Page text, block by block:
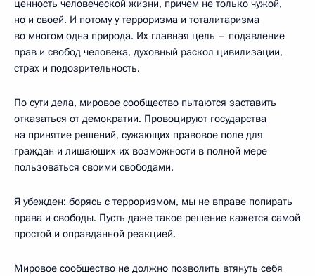
ценность человеческой жизни, причем не только чужой,
но и своей. И потому у терроризма и тоталитаризма
во многом одна природа. Их главная цель – подавление
прав и свобод человека, духовный раскол цивилизации,
страх и подозрительность.
По сути дела, мировое сообщество пытаются заставить
отказаться от демократии. Провоцируют государства
на принятие решений, сужающих правовое поле для
граждан и лишающих их возможности в полной мере
пользоваться своими свободами.
Я убежден: борясь с терроризмом, мы не вправе попирать
права и свободы. Пусть даже такое решение кажется самой
простой и оправданной реакцией.
Мировое сообщество не должно позволить втянуть себя